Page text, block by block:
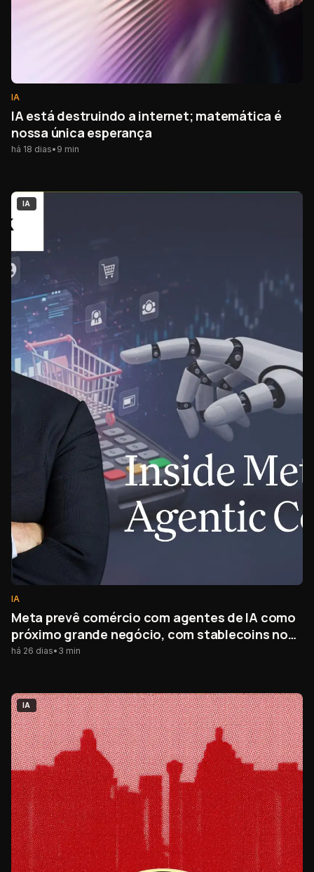
IA
IA está destruindo a internet; matemática é
nossa única esperança
há 18 dias• 9 min
IA
IA
Meta prevê comércio com agentes de IA como
próximo grande negócio, com stablecoins no
centro
há 26 dias• 3 min
IA